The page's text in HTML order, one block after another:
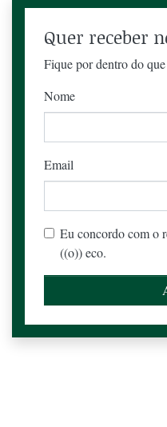
Quer receber
Fique por dentro do
Nome
Email
Eu concordo com o
((o)) eco.